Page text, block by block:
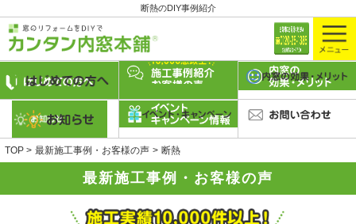
断熱のDIY事例紹介
最新施工事例・お客様の声
TOP 最新施工事例・お客様の声 断熱